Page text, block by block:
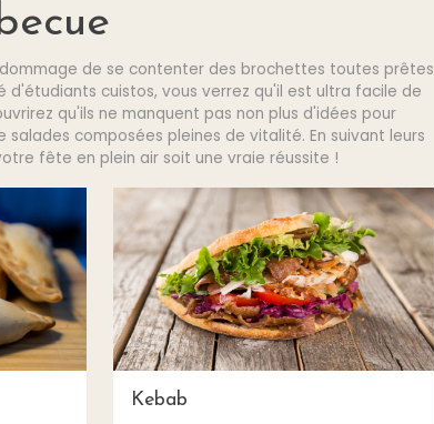
de se contenter des brochettes toutes prêtes
cuistos, vous verrez qu'il est ultra facile de
qu'ils ne manquent pas non plus d'idées pour
composées pleines de vitalité. En suivant leurs
fête en plein air soit une vraie réussite !
Kebab